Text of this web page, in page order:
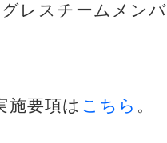
レスチームメン
施要項は こちら 。